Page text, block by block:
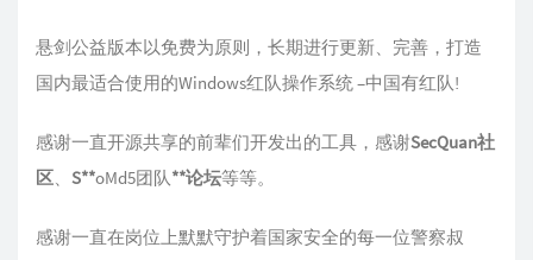
悬剑公益版本以免费为原则，长期进行更新、完善，打造
国内最适合使用的Windows红队操作系统 –中国有红队!
感谢一直开源共享的前辈们开发出的工具，感谢SecQuan社
区、 S**oMd5团队**论坛等等。
感谢一直在岗位上默默守护着国家安全的每一位警察叔